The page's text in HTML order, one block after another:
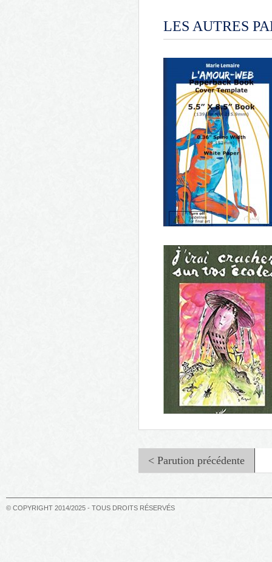
LES AUTRES
L'amour-Web
< Parution précédente
© COPYRIGHT 2014/2025 - TOUS DROITS RÉSERVÉS